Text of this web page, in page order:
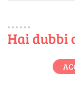
Hai dubbi